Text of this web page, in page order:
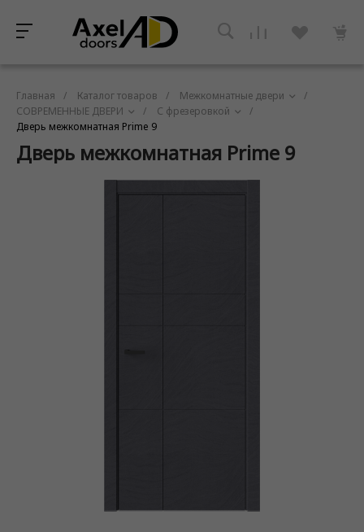
Главная / Каталог товаров / Межкомнатные двери
/
СОВРЕМЕННЫЕ ДВЕРИ
/ С фрезеровкой
/
Дверь межкомнатная Prime 9
Дверь межкомнатная Prime 9